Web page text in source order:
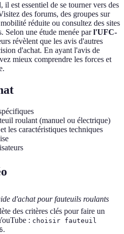
est essentiel de se tourner vers des
des forums, des groupes sur
réduite ou consultez des sites
Selon une étude menée parl'UFC-
révèlent que les avis d'autres
d'achat. En ayant l'avis de
mieux comprendre les forces et
roulant (manuel ou électrique)
les caractéristiques techniques
d'achat pour fauteuils roulants
des critères clés pour faire un
: choisir fauteuil
.